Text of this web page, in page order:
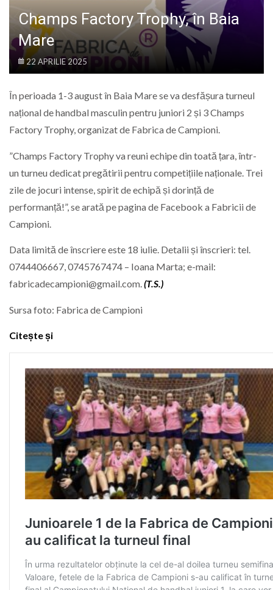
Champs Factory Trophy, în Baia
Mare
22 APRILIE 2025
În perioada 1-3 august în Baia Mare se va desfășura turneul
național de handbal masculin pentru juniori 2 și 3 Champs
Factory Trophy, organizat de Fabrica de Campioni.
”Champs Factory Trophy va reuni echipe din toată țara, într-
un turneu dedicat pregătirii pentru competițiile naționale. Trei
zile de jocuri intense, spirit de echipă și dorință de
performanță!”, se arată pe pagina de Facebook a Fabricii de
Campioni.
Data limită de înscriere este 18 iulie. Detalii și înscrieri: tel.
0744406667, 0745767474 – Ioana Marta; e-mail:
fabricadecampioni@gmail.com.(T.S.)
Sursa foto: Fabrica de Campioni
Citește și